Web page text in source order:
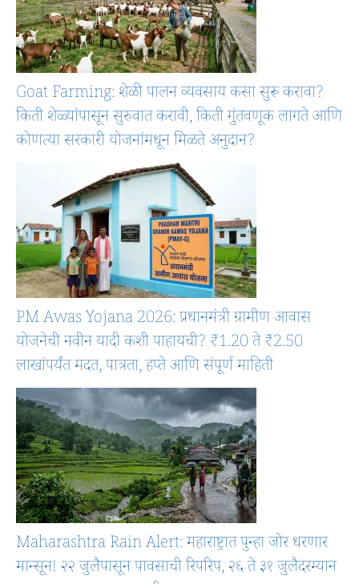
Goat Farming: शेळी पालन व्यवसाय कसा सुरू करावा?
किती शेळ्यांपासून सुरुवात करावी, किती गुंतवणूक लागते आणि
कोणत्या सरकारी योजनांमधून मिळते अनुदान?
PM Awas Yojana 2026: प्रधानमंत्री ग्रामीण आवास
योजनेची नवीन यादी कशी पाहायची? ₹1.20 ते ₹2.50
लाखांपर्यंत मदत, पात्रता, हप्ते आणि संपूर्ण माहिती
Maharashtra Rain Alert: महाराष्ट्रात पुन्हा जोर धरणार
मान्सून! २२ जुलैपासून पावसाची रिपरिप, २६ ते ३१ जुलैदरम्यान